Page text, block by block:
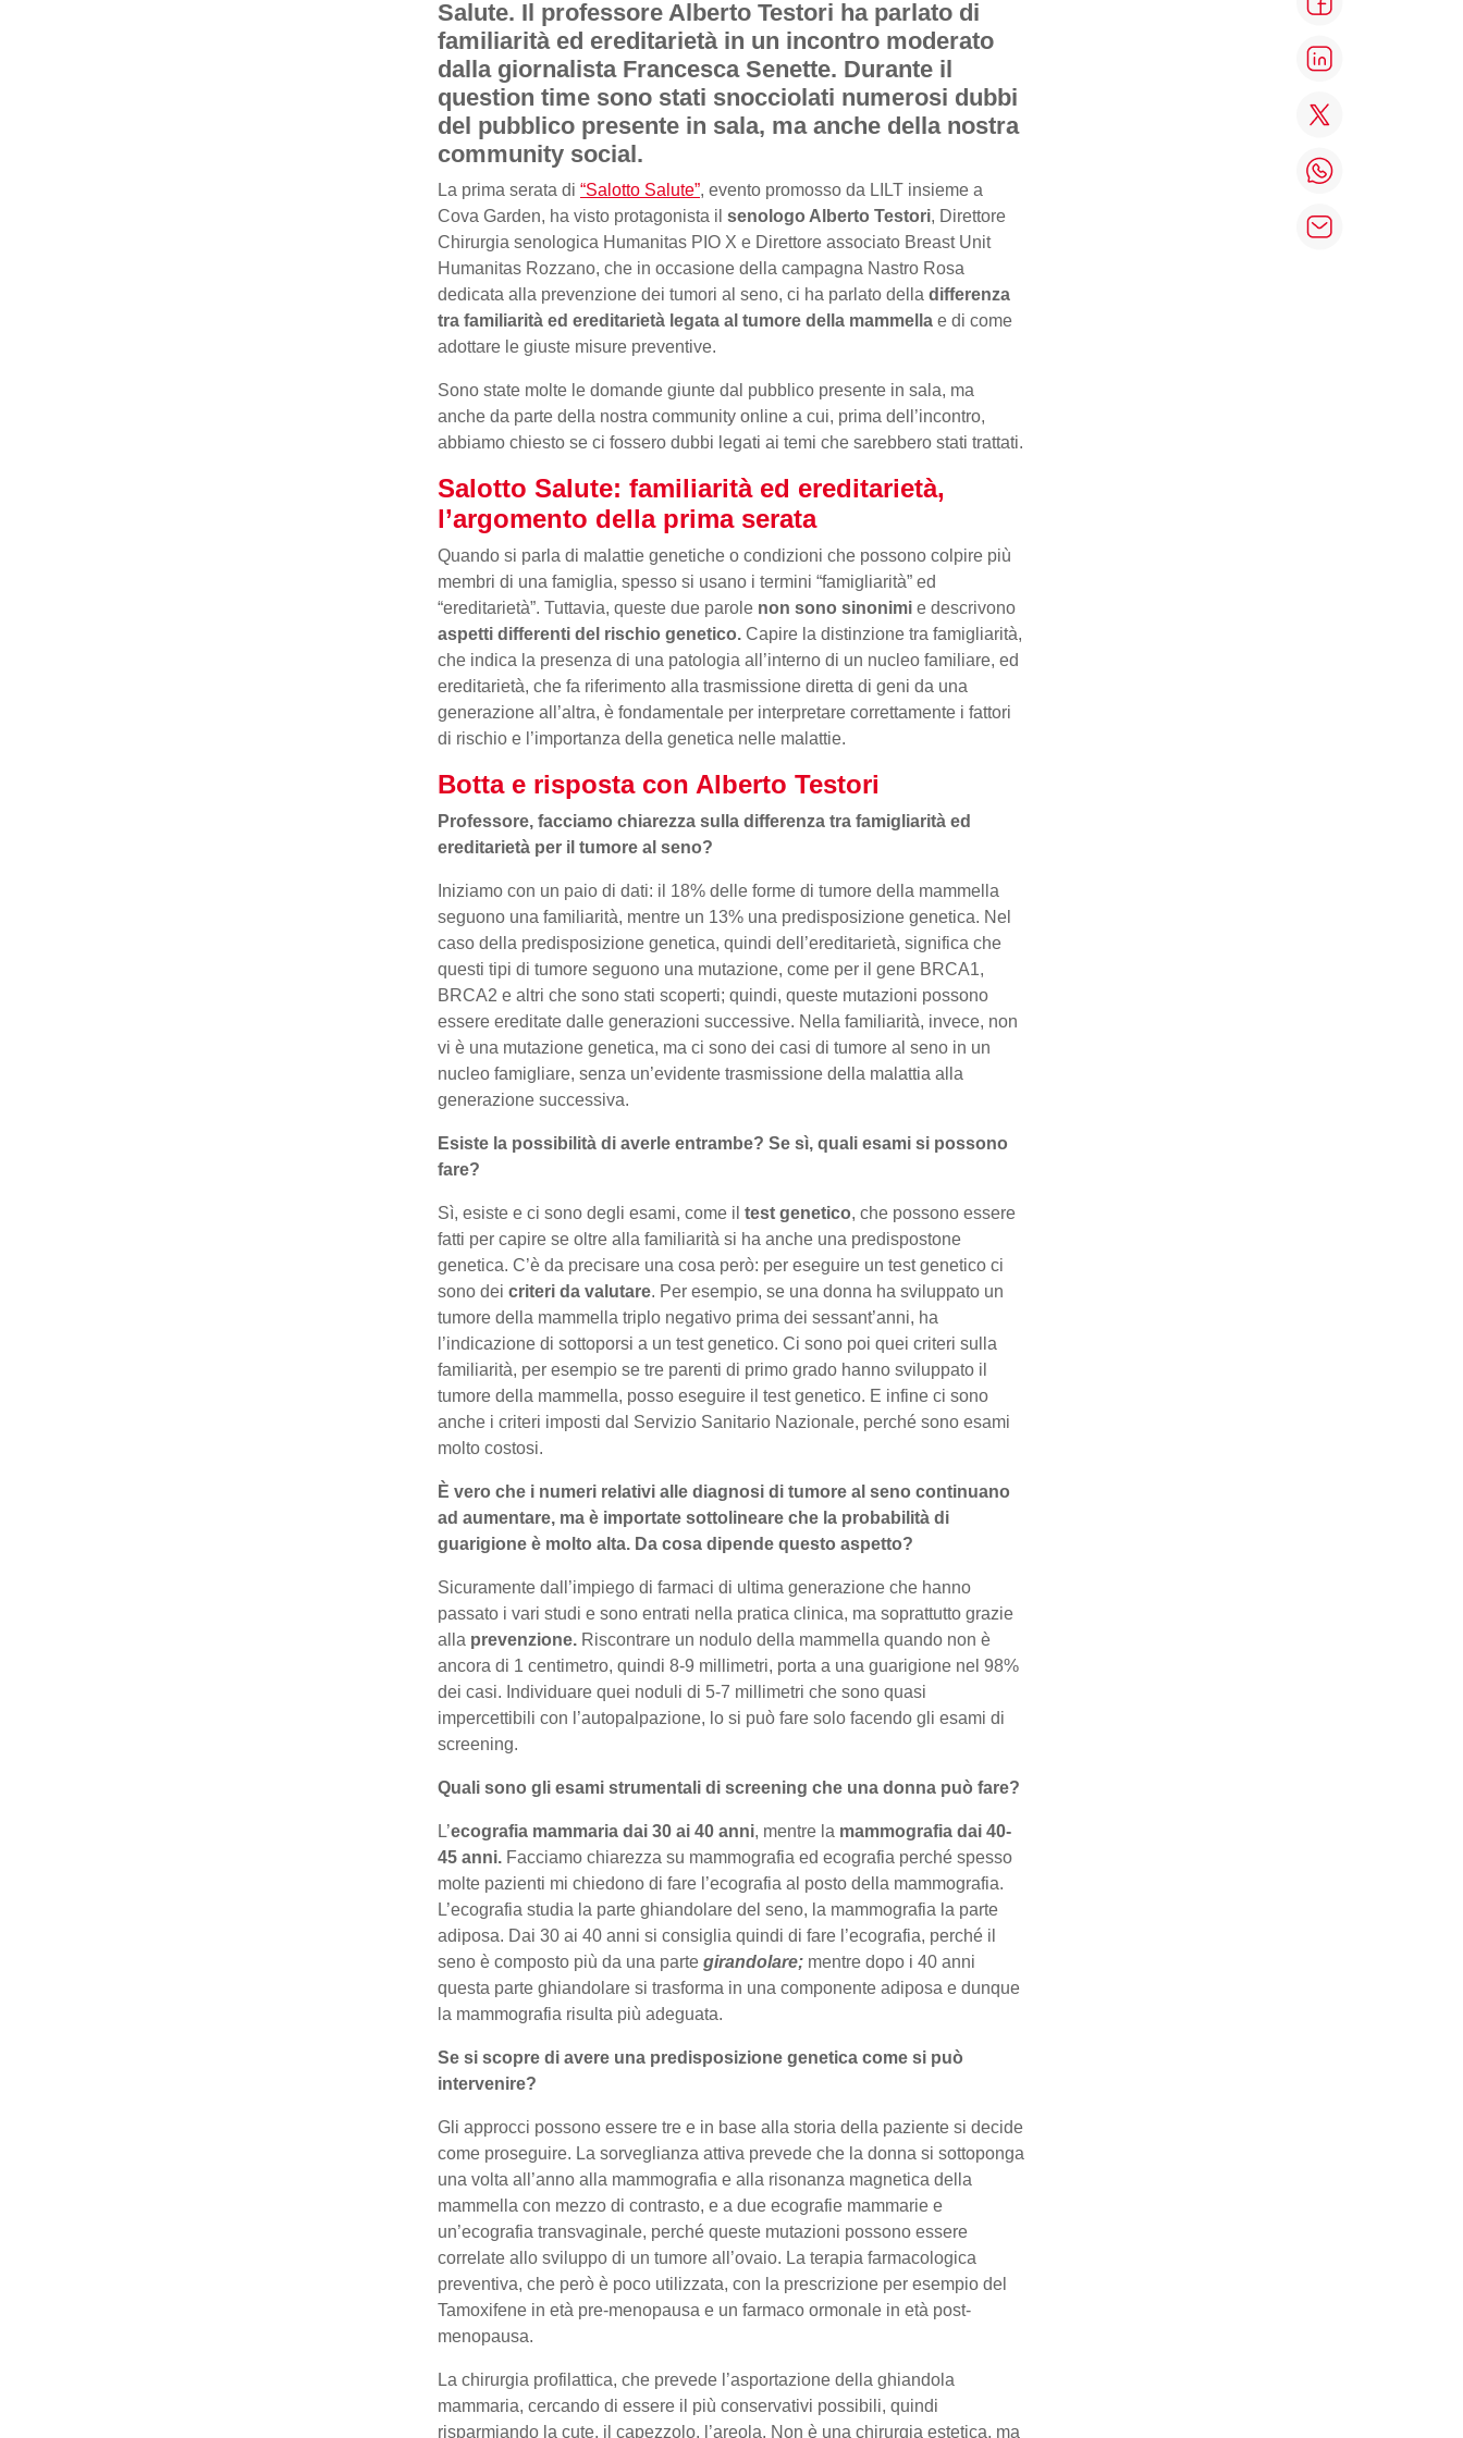
Salute. Il professore Alberto Testori ha parlato di
familiarità ed ereditarietà in un incontro moderato
dalla giornalista Francesca Senette. Durante il
question time sono stati snocciolati numerosi dubbi
del pubblico presente in sala, ma anche della nostra
community social.
La prima serata di “Salotto Salute”, evento promosso da LILT insieme a
Cova Garden, ha visto protagonista il senologo Alberto Testori, Direttore
Chirurgia senologica Humanitas PIO X e Direttore associato Breast Unit
Humanitas Rozzano, che in occasione della campagna Nastro Rosa
dedicata alla prevenzione dei tumori al seno, ci ha parlato della differenza
tra familiarità ed ereditarietà legata al tumore della mammella e di come
adottare le giuste misure preventive.
Sono state molte le domande giunte dal pubblico presente in sala, ma
anche da parte della nostra community online a cui, prima dell’incontro,
abbiamo chiesto se ci fossero dubbi legati ai temi che sarebbero stati trattati.
Salotto Salute: familiarità ed ereditarietà,
l’argomento della prima serata
Quando si parla di malattie genetiche o condizioni che possono colpire più
membri di una famiglia, spesso si usano i termini “famigliarità” ed
“ereditarietà”. Tuttavia, queste due parole non sono sinonimi e descrivono
aspetti differenti del rischio genetico. Capire la distinzione tra famigliarità,
che indica la presenza di una patologia all’interno di un nucleo familiare, ed
ereditarietà, che fa riferimento alla trasmissione diretta di geni da una
generazione all’altra, è fondamentale per interpretare correttamente i fattori
di rischio e l’importanza della genetica nelle malattie.
Botta e risposta con Alberto Testori
Professore, facciamo chiarezza sulla differenza tra famigliarità ed
ereditarietà per il tumore al seno?
Iniziamo con un paio di dati: il 18% delle forme di tumore della mammella
seguono una familiarità, mentre un 13% una predisposizione genetica. Nel
caso della predisposizione genetica, quindi dell’ereditarietà, significa che
questi tipi di tumore seguono una mutazione, come per il gene BRCA1,
BRCA2 e altri che sono stati scoperti; quindi, queste mutazioni possono
essere ereditate dalle generazioni successive. Nella familiarità, invece, non
vi è una mutazione genetica, ma ci sono dei casi di tumore al seno in un
nucleo famigliare, senza un’evidente trasmissione della malattia alla
generazione successiva.
Esiste la possibilità di averle entrambe? Se sì, quali esami si possono
fare?
Sì, esiste e ci sono degli esami, come il test genetico, che possono essere
fatti per capire se oltre alla familiarità si ha anche una predispostone
genetica. C’è da precisare una cosa però: per eseguire un test genetico ci
sono dei criteri da valutare. Per esempio, se una donna ha sviluppato un
tumore della mammella triplo negativo prima dei sessant’anni, ha
l’indicazione di sottoporsi a un test genetico. Ci sono poi quei criteri sulla
familiarità, per esempio se tre parenti di primo grado hanno sviluppato il
tumore della mammella, posso eseguire il test genetico. E infine ci sono
anche i criteri imposti dal Servizio Sanitario Nazionale, perché sono esami
molto costosi.
È vero che i numeri relativi alle diagnosi di tumore al seno continuano
ad aumentare, ma è importate sottolineare che la probabilità di
guarigione è molto alta. Da cosa dipende questo aspetto?
Sicuramente dall’impiego di farmaci di ultima generazione che hanno
passato i vari studi e sono entrati nella pratica clinica, ma soprattutto grazie
alla prevenzione. Riscontrare un nodulo della mammella quando non è
ancora di 1 centimetro, quindi 8-9 millimetri, porta a una guarigione nel 98%
dei casi. Individuare quei noduli di 5-7 millimetri che sono quasi
impercettibili con l’autopalpazione, lo si può fare solo facendo gli esami di
screening.
Quali sono gli esami strumentali di screening che una donna può fare?
L’ecografia mammaria dai 30 ai 40 anni, mentre la mammografia dai 40-
45 anni. Facciamo chiarezza su mammografia ed ecografia perché spesso
molte pazienti mi chiedono di fare l’ecografia al posto della mammografia.
L’ecografia studia la parte ghiandolare del seno, la mammografia la parte
adiposa. Dai 30 ai 40 anni si consiglia quindi di fare l’ecografia, perché il
seno è composto più da una parte girandolare; mentre dopo i 40 anni
questa parte ghiandolare si trasforma in una componente adiposa e dunque
la mammografia risulta più adeguata.
Se si scopre di avere una predisposizione genetica come si può
intervenire?
Gli approcci possono essere tre e in base alla storia della paziente si decide
come proseguire. La sorveglianza attiva prevede che la donna si sottoponga
una volta all’anno alla mammografia e alla risonanza magnetica della
mammella con mezzo di contrasto, e a due ecografie mammarie e
un’ecografia transvaginale, perché queste mutazioni possono essere
correlate allo sviluppo di un tumore all’ovaio. La terapia farmacologica
preventiva, che però è poco utilizzata, con la prescrizione per esempio del
Tamoxifene in età pre-menopausa e un farmaco ormonale in età post-
menopausa.
La chirurgia profilattica, che prevede l’asportazione della ghiandola
mammaria, cercando di essere il più conservativi possibili, quindi
risparmiando la cute, il capezzolo, l’areola. Non è una chirurgia estetica, ma